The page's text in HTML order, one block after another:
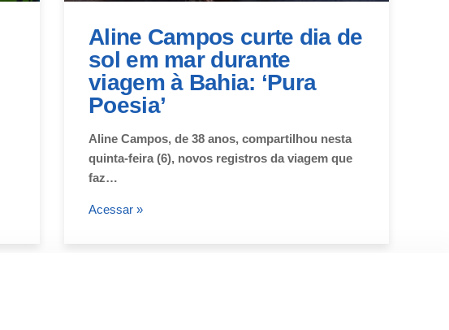
Aline Campos curte dia de
sol em mar durante
viagem à Bahia: ‘Pura
Poesia’
Aline Campos, de 38 anos, compartilhou nesta
quinta-feira (6), novos registros da viagem que
faz…
Acessar »